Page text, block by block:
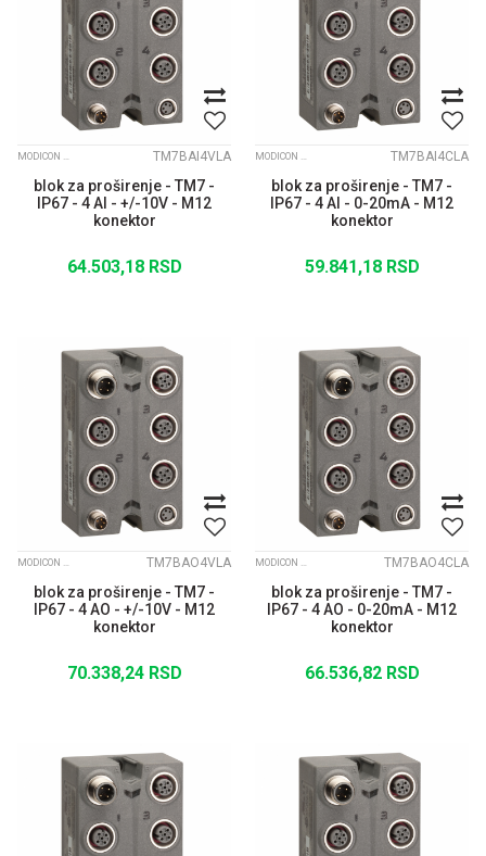
MODICON TM7 IP67 MODULARNI I/O SISTEM TM7BAI4VLA
blok za proširenje - TM7 -
IP67 - 4 AI - +/-10V - M12
konektor
64.503,18 RSD
MODICON TM7 IP67 MODULARNI I/O SISTEM TM7BAI4CLA
blok za proširenje - TM7 -
IP67 - 4 AI - 0-20mA - M12
konektor
59.841,18 RSD
MODICON TM7 IP67 MODULARNI I/O SISTEM TM7BAO4VLA
blok za proširenje - TM7 -
IP67 - 4 AO - +/-10V - M12
konektor
70.338,24 RSD
MODICON TM7 IP67 MODULARNI I/O SISTEM TM7BAO4CLA
blok za proširenje - TM7 -
IP67 - 4 AO - 0-20mA - M12
konektor
66.536,82 RSD